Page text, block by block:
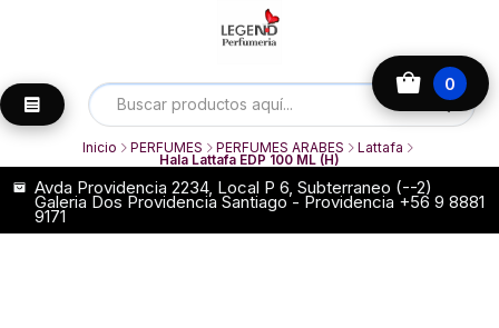
0
Avda Providencia 2234, Local P 6, Subterraneo (--2)
Galeria Dos Providencia Santiago - Providencia +56 9 8881
9171
Inicio PERFUMES PERFUMES ARABES Lattafa
Hala Lattafa EDP 100 ML (H)